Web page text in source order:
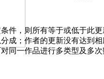
件，则所有等于或低于此
成；作者的更新没有达到
同一作品进行多类型及多